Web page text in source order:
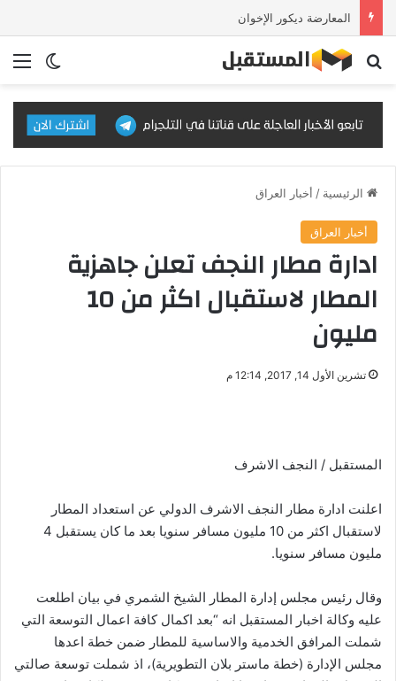
المعارضة ديكور الإخوان
الوضع بحث عن
الرئيسية / أخبار العراق
أخبار العراق
ادارة مطار النجف تعلن جاهزية
المطار لاستقبال اكثر من 10
مليون
تشرين الأول 14, 2017, 12:14 م
المستقبل / النجف الاشرف
اعلنت ادارة مطار النجف الاشرف الدولي عن استعداد المطار
لاستقبال اكثر من 10 مليون مسافر سنويا بعد ما كان يستقبل 4
مليون مسافر سنويا.
وقال رئيس مجلس إدارة المطار الشيخ الشمري في بيان اطلعت
عليه وكالة اخبار المستقبل انه “بعد اكمال كافة اعمال التوسعة التي
شملت المرافق الخدمية والاساسية للمطار ضمن خطة اعدها
مجلس الإدارة (خطة ماستر بلان التطويرية)، اذ شملت توسعة صالتي